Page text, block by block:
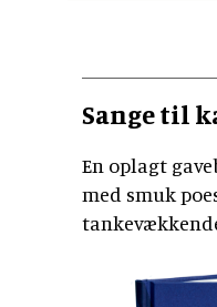
Sange til
En oplagt
med smuk